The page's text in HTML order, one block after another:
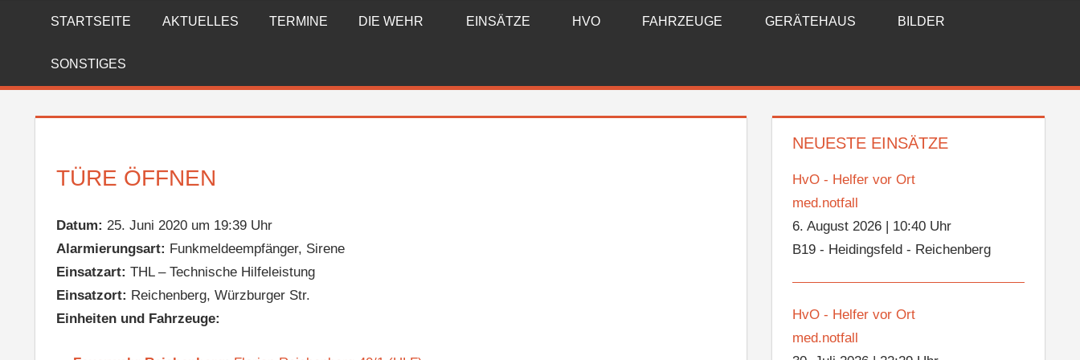
FREIWILLIGE
FEUERWEHR
REICHENBERG
STARTSEITE AKTUELLES TERMINE DIE WEHR EINSÄTZE HVO FAHRZEUGE GERÄTEHAUS BILDER
SONSTIGES
TÜRE ÖFFNEN
Datum: 25. Juni 2020 um 19:39 Uhr
Alarmierungsart: Funkmeldeempfänger, Sirene
Einsatzart: THL – Technische Hilfeleistung
Einsatzort: Reichenberg, Würzburger Str.
Einheiten und Fahrzeuge:
NEUESTE EINSÄTZE
HvO - Helfer vor Ort
med.notfall
6. August 2026
10:40 Uhr
B19 - Heidingsfeld - Reichenberg
HvO - Helfer vor Ort
med.notfall